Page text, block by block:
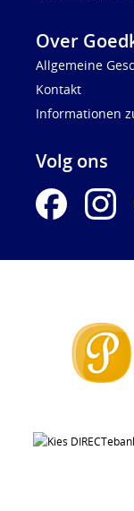
Over
Allgemeine
Kontakt
Informationen
Volg ons